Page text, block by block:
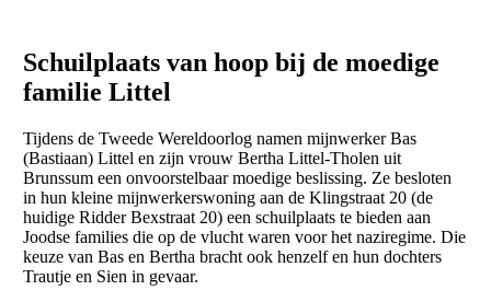
Schuilplaats van hoop bij de moedige
familie Littel
Tijdens de Tweede Wereldoorlog namen mijnwerker Bas
(Bastiaan) Littel en zijn vrouw Bertha Littel-Tholen uit
Brunssum een onvoorstelbaar moedige beslissing. Ze besloten
in hun kleine mijnwerkerswoning aan de Klingstraat 20 (de
huidige Ridder Bexstraat 20) een schuilplaats te bieden aan
Joodse families die op de vlucht waren voor het naziregime. Die
keuze van Bas en Bertha bracht ook henzelf en hun dochters
Trautje en Sien in gevaar.